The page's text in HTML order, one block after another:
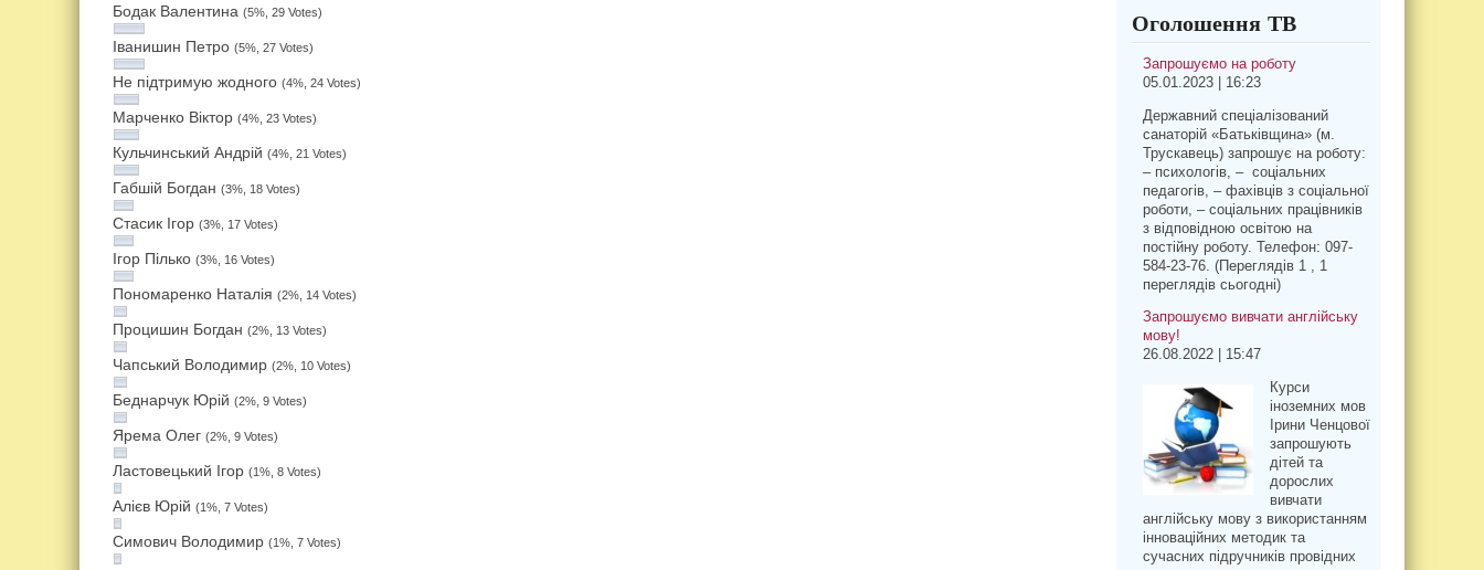
Бодак Валентина (5%, 29 Votes)
Іванишин Петро (5%, 27 Votes)
Не підтримую жодного (4%, 24 Votes)
Марченко Віктор (4%, 23 Votes)
Кульчинський Андрій (4%, 21 Votes)
Габшій Богдан (3%, 18 Votes)
Стасик Ігор (3%, 17 Votes)
Ігор Пілько (3%, 16 Votes)
Пономаренко Наталія (2%, 14 Votes)
Процишин Богдан (2%, 13 Votes)
Чапський Володимир (2%, 10 Votes)
Беднарчук Юрій (2%, 9 Votes)
Ярема Олег (2%, 9 Votes)
Ластовецький Ігор (1%, 8 Votes)
Алієв Юрій (1%, 7 Votes)
Симович Володимир (1%, 7 Votes)
Оголошення ТВ
Запрошуємо на роботу
05.01.2023 | 16:23
Державний спеціалізований
санаторій «Батьківщина» (м.
Трускавець) запрошує на роботу:
– психологів, – соціальних
педагогів, – фахівців з соціальної
роботи, – соціальних працівників
з відповідною освітою на
постійну роботу. Телефон: 097-
584-23-76. (Переглядів 1 , 1
переглядів сьогодні)
Запрошуємо вивчати англійську
мову!
26.08.2022 | 15:47
Курси
іноземних мов
Ірини Ченцової
запрошують
дітей та
дорослих
вивчати
англійську мову з використанням
інноваційних методик та
сучасних підручників провідних